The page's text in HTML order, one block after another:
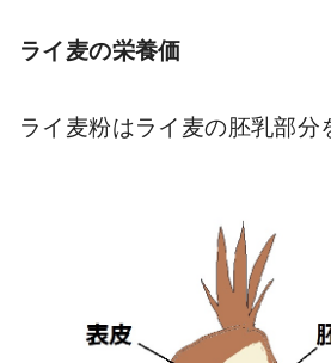
ライ麦の栄養価
ライ麦粉はライ麦の胚乳部分